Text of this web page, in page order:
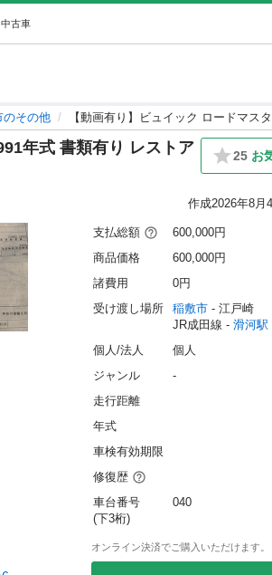
中古車
のその他 【動画有り】ビュイック ロードマス
年式 書類有り レストア
25 お
作成2026年8月
支払総額
600,000円
商品価格
600,000円
諸費用
0円
受け渡し場所
稲敷市 - 江戸崎
JR成田線 - 滑河駅
個人/法人
個人
ジャンル
-
走行距離
年式
車検有効期限
修復歴
車台番号
(下3桁)
040
オンライン決済でご購入いただけます。